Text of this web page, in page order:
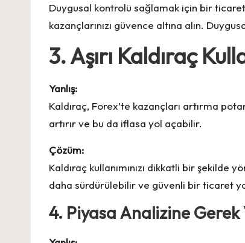
Duygusal kontrolü sağlamak için bir ticaret
kazançlarınızı güvence altına alın.
3. Aşırı Kaldıraç
Yanlış:
Kaldıraç, Forex’te kazançları artırma
artırır ve bu da iflasa yol açabilir.
Çözüm:
Kaldıraç kullanımınızı dikkatli bir şekilde
daha sürdürülebilir ve güvenli bir ticaret
4. Piyasa Analizine